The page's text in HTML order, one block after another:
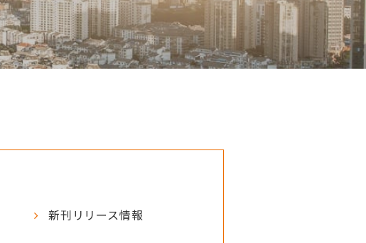
新刊リリース情報